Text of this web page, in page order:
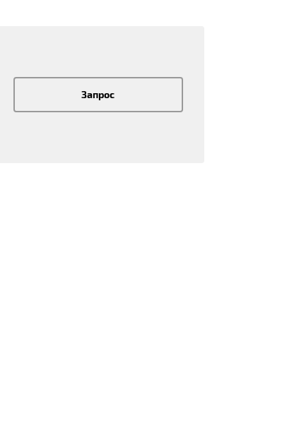
Запрос